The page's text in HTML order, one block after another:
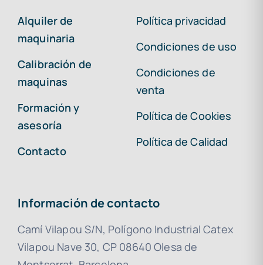
Alquiler de
maquinaria
Calibración de
maquinas
Formación y
asesoría
Contacto
Política privacidad
Condiciones de uso
Condiciones de
venta
Política de Cookies
Política de Calidad
Información de contacto
Camí Vilapou S/N, Polígono Industrial Catex
Vilapou Nave 30, CP 08640 Olesa de